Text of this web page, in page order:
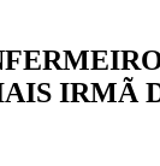
IRMÃ